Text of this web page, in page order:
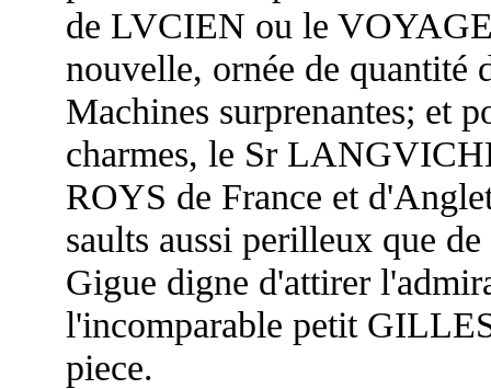
de LVCIEN ou le
nouvelle, ornée de quantité
Machines surprenantes; et
charmes, le Sr
ROYS de France et
saults aussi perilleux que
Gigue digne d'attirer
l'incomparable petit
piece.